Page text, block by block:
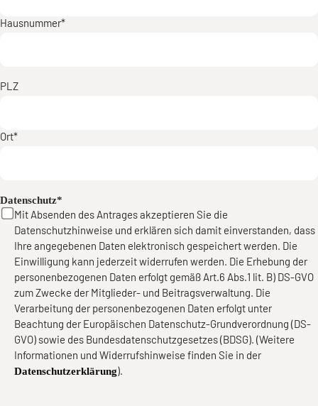
Hausnummer*
PLZ
Ort*
Datenschutz*
Mit Absenden des Antrages akzeptieren Sie die
Datenschutzhinweise und erklären sich damit einverstanden, dass
Ihre angegebenen Daten elektronisch gespeichert werden. Die
Einwilligung kann jederzeit widerrufen werden. Die Erhebung der
personenbezogenen Daten erfolgt gemäß Art.6 Abs.1 lit. B) DS-GVO
zum Zwecke der Mitglieder- und Beitragsverwaltung. Die
Verarbeitung der personenbezogenen Daten erfolgt unter
Beachtung der Europäischen Datenschutz-Grundverordnung (DS-
GVO) sowie des Bundesdatenschutzgesetzes (BDSG). (Weitere
Informationen und Widerrufshinweise finden Sie in der
Datenschutzerklärung).